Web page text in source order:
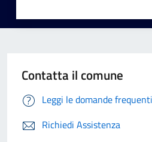
Contatta il comune
Leggi le domande frequenti
Richiedi Assistenza